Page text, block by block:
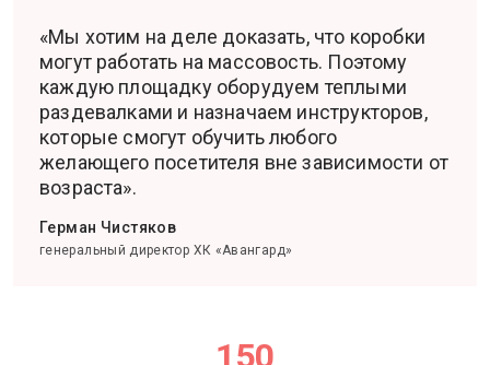
«Мы хотим на деле доказать, что коробки
могут работать на массовость. Поэтому
каждую площадку оборудуем теплыми
раздевалками и назначаем инструкторов,
которые смогут обучить любого
желающего посетителя вне зависимости от
возраста».
Герман Чистяков
генеральный директор ХК «Авангард»
150